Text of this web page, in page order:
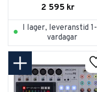
2 595 kr
I lager, leveranstid
vardagar